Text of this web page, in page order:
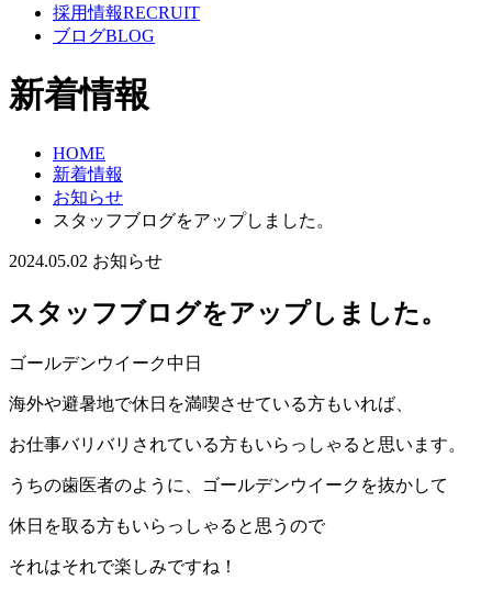
採用情報RECRUIT
ブログBLOG
新着情報
HOME
新着情報
お知らせ
スタッフブログをアップしました。
2024.05.02 お知らせ
スタッフブログをアップしました。
ゴールデンウイーク中日
海外や避暑地で休日を満喫させている方もいれば、
お仕事バリバリされている方もいらっしゃると思います。
うちの歯医者のように、ゴールデンウイークを抜かして
休日を取る方もいらっしゃると思うので
それはそれで楽しみですね！